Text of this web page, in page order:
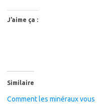
J’aime ça :
Similaire
Comment les minéraux vous